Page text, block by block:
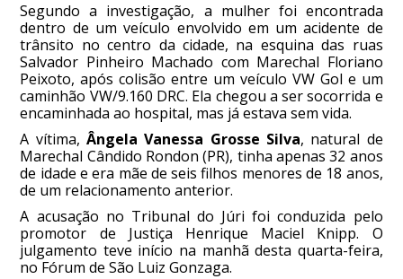
Segundo a investigação, a mulher foi encontrada
dentro de um veículo envolvido em um acidente de
trânsito no centro da cidade, na esquina das ruas
Salvador Pinheiro Machado com Marechal Floriano
Peixoto, após colisão entre um veículo VW Gol e um
caminhão VW/9.160 DRC. Ela chegou a ser socorrida e
encaminhada ao hospital, mas já estava sem vida.
A vítima,Ângela Vanessa Grosse Silva, natural de
Marechal Cândido Rondon (PR), tinha apenas 32 anos
de idade e era mãe de seis filhos menores de 18 anos,
de um relacionamento anterior.
A acusação no Tribunal do Júri foi conduzida pelo
promotor de Justiça Henrique Maciel Knipp. O
julgamento teve início na manhã desta quarta-feira,
no Fórum de São Luiz Gonzaga.